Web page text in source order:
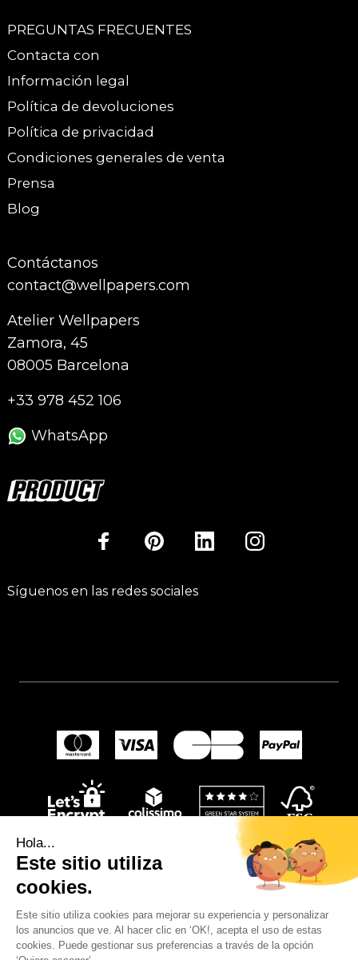
Hola...
Este sitio utiliza
cookies.
Este sitio utiliza cookies para mejorar su experiencia y personalizar
los anuncios que ve. Al hacer clic en ‘OK!, acepta el uso de estas
cookies. Puede gestionar sus preferencias a través de la opción
PREGUNTAS FRECUENTES
Contacta con
Información legal
Política de devoluciones
Política de privacidad
Condiciones generales de venta
Prensa
Blog
Contáctanos
contact@wellpapers.com
Atelier Wellpapers
Zamora, 45
08005 Barcelona
+33 978 452 106
WhatsApp
Síguenos en las redes sociales
© 2024Wellpapers